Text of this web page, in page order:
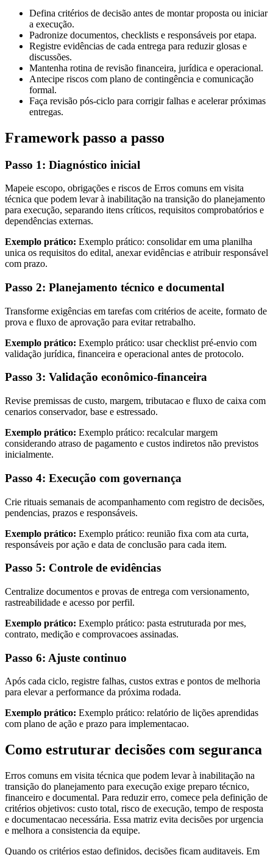
Defina critérios de decisão antes de montar proposta ou iniciar
a execução.
Padronize documentos, checklists e responsáveis por etapa.
Registre evidências de cada entrega para reduzir glosas e
discussões.
Mantenha rotina de revisão financeira, jurídica e operacional.
Antecipe riscos com plano de contingência e comunicação
formal.
Faça revisão pós-ciclo para corrigir falhas e acelerar próximas
entregas.
Framework passo a passo
Passo 1: Diagnóstico inicial
Mapeie escopo, obrigações e riscos de Erros comuns em visita
técnica que podem levar à inabilitação na transição do planejamento
para execução, separando itens críticos, requisitos comprobatórios e
dependências externas.
Exemplo prático: Exemplo prático: consolidar em uma planilha
unica os requisitos do edital, anexar evidências e atribuir responsável
com prazo.
Passo 2: Planejamento técnico e documental
Transforme exigências em tarefas com critérios de aceite, formato de
prova e fluxo de aprovação para evitar retrabalho.
Exemplo prático: Exemplo prático: usar checklist pré-envio com
validação jurídica, financeira e operacional antes de protocolo.
Passo 3: Validação econômico-financeira
Revise premissas de custo, margem, tributacao e fluxo de caixa com
cenarios conservador, base e estressado.
Exemplo prático: Exemplo prático: recalcular margem
considerando atraso de pagamento e custos indiretos não previstos
inicialmente.
Passo 4: Execução com governança
Crie rituais semanais de acompanhamento com registro de decisões,
pendencias, prazos e responsáveis.
Exemplo prático: Exemplo prático: reunião fixa com ata curta,
responsáveis por ação e data de conclusão para cada item.
Passo 5: Controle de evidências
Centralize documentos e provas de entrega com versionamento,
rastreabilidade e acesso por perfil.
Exemplo prático: Exemplo prático: pasta estruturada por mes,
contrato, medição e comprovacoes assinadas.
Passo 6: Ajuste continuo
Após cada ciclo, registre falhas, custos extras e pontos de melhoria
para elevar a performance da próxima rodada.
Exemplo prático: Exemplo prático: relatório de lições aprendidas
com plano de ação e prazo para implementacao.
Como estruturar decisões com seguranca
Erros comuns em visita técnica que podem levar à inabilitação na
transição do planejamento para execução exige preparo técnico,
financeiro e documental. Para reduzir erro, comece pela definição de
critérios objetivos: custo total, risco de execução, tempo de resposta
e documentacao necessária. Essa matriz evita decisões por urgencia
e melhora a consistencia da equipe.
Quando os critérios estao definidos, decisões ficam auditaveis. Em